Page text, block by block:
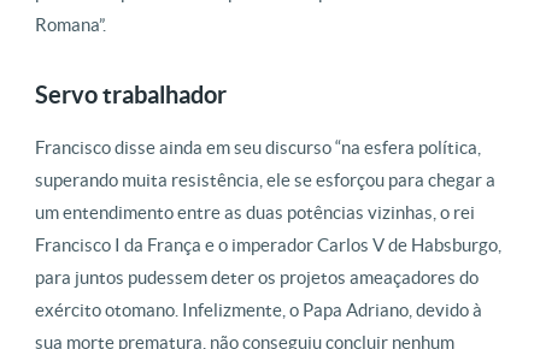
Romana”.
Servo trabalhador
Francisco disse ainda em seu discurso “na esfera política,
superando muita resistência, ele se esforçou para chegar a
um entendimento entre as duas potências vizinhas, o rei
Francisco I da França e o imperador Carlos V de Habsburgo,
para juntos pudessem deter os projetos ameaçadores do
exército otomano. Infelizmente, o Papa Adriano, devido à
sua morte prematura, não conseguiu concluir nenhum